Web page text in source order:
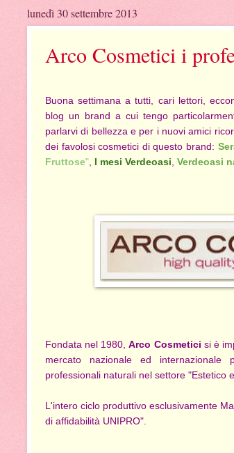
lunedì 30 settembre 2013
Arco Cosmetici i
Buona settimana a tutti, cari lettori,
blog un brand a cui tengo
parlarvi di bellezza e per i nuovi amici
dei favolosi cosmetici di questo brand:
Fruttose" I mesi Verdeoasi Verdeoasi
Fondata nel 1980,Arco Cosmetici si è
mercato nazionale ed
professionali naturali nel settore "Estetico e
L'intero ciclo produttivo esclusivamente
di affidabilità UNIPRO".